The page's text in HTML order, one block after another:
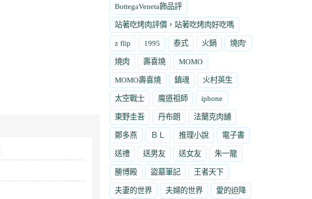
BottegaVeneta飾品評
站著吃烤肉評價，站著吃烤肉好吃嗎
z flip 1995 泰式 火鍋 燒肉'
燒肉 壽喜燒 MOMO
MOMO壽喜燒 鎮魂 火村英生
太空戰士 魔道祖師 iphone
東野圭吾 丹布朗 法蘭克肉舖
鄭多燕 ＢＬ 推理小說 電子書
送禮 送男友 送女友 朱一龍
勝博殿 盜墓筆記 王者天下
夫妻的世界 夫婦的世界 愛的迫降